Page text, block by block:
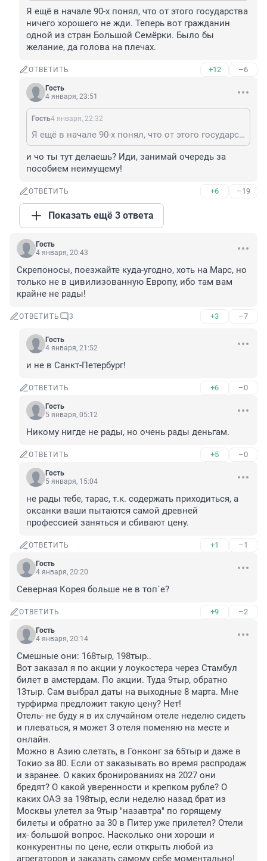
Я ещё в начале 90-х понял, что от этого государства
ничего хорошего не жди. Теперь вот гражданин
одной из стран Большой Семёрки. Было бы
желание, да голова на плечах.
ОТВЕТИТЬ +12 –6
Гость
4 января, 23:51
Гость4 января, 22:32
Я ещё в начале 90-х понял, что от этого государства ничего хорошего не жди. Теперь вот гражданин одной из стран Большой Семёрки. Было бы желание, да голова на плечах.
и чо ты тут делаешь? Иди, занимай очередь за
пособием неимущему!
ОТВЕТИТЬ +6 –19
Показать ещё 3 ответа
Гость
4 января, 20:43
Скрепоносы, поезжайте куда-угодно, хоть на Марс, но
только не в цивилизованную Европу, ибо там вам
крайне не рады!
ОТВЕТИТЬ 3 +3 –7
Гость
4 января, 21:52
и не в Санкт-Петербург!
ОТВЕТИТЬ +6 –0
Гость
5 января, 05:12
Никому нигде не рады, но очень рады деньгам.
ОТВЕТИТЬ +5 –0
Гость
5 января, 15:04
не рады тебе, тарас, т.к. содержать приходиться, а
оксанки ваши пытаются самой древней
профессией заняться и сбивают цену.
ОТВЕТИТЬ +1 –1
Гость
4 января, 20:20
Северная Корея больше не в топ`е?
ОТВЕТИТЬ +9 –2
Гость
4 января, 20:14
Смешные они: 168тыр, 198тыр..
Вот заказал я по акции у лоукостера через Стамбул
билет в амстердам. По акции. Туда 9тыр, обратно
13тыр. Сам выбрал даты на выходные 8 марта. Мне
турфирма предложит такую цену? Нет!
Отель- не буду я в их случайном отеле неделю сидеть
и плеваться, я может 3 отеля поменяю на месте и
онлайн.
Можно в Азию слетать, в Гонконг за 65тыр и даже в
Токио за 80. Если от заказывать во время распродаж
и заранее. О каких бронированиях на 2027 они
бредят? О какой уверенности и крепком рубле? О
каких ОАЭ за 198тыр, если неделю назад брат из
Москвы улетел за 9тыр "назавтра" по горящему
билеты и обратно за 30 в Питер уже прилетел? Отели
их- большой вопрос. Насколько они хороши и
конкурентны по цене, если открыть любой из
агрегаторов и заказать самому себе моментально!